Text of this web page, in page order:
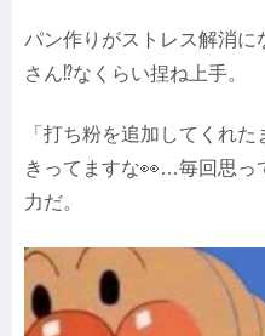
パン作りがストレス解消に
さん⁉️なくらい捏ね上手。
「打ち粉を追加してくれ
きってますな👀…毎回思っ
力だ。